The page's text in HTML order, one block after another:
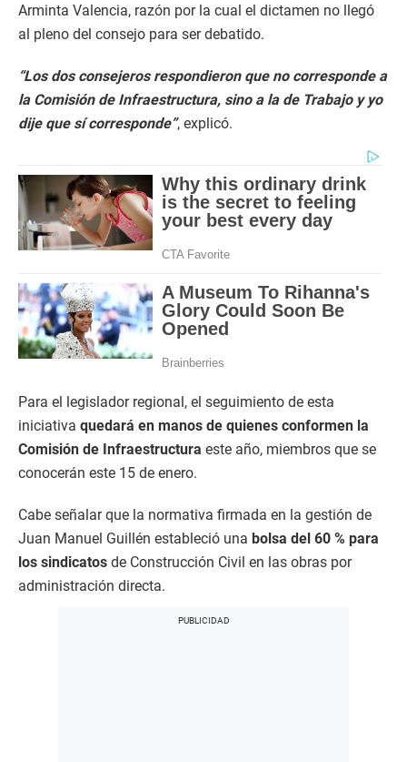
Arminta Valencia, razón por la cual el dictamen no llegó
al pleno del consejo para ser debatido.
“Los dos consejeros respondieron que no corresponde a
la Comisión de Infraestructura, sino a la de Trabajo y yo
dije que sí corresponde”, explicó.
Para el legislador regional, el seguimiento de esta
iniciativa quedará en manos de quienes conformen la
Comisión de Infraestructura este año, miembros que se
conocerán este 15 de enero.
Cabe señalar que la normativa firmada en la gestión de
Juan Manuel Guillén estableció una bolsa del 60 % para
los sindicatos de Construcción Civil en las obras por
administración directa.